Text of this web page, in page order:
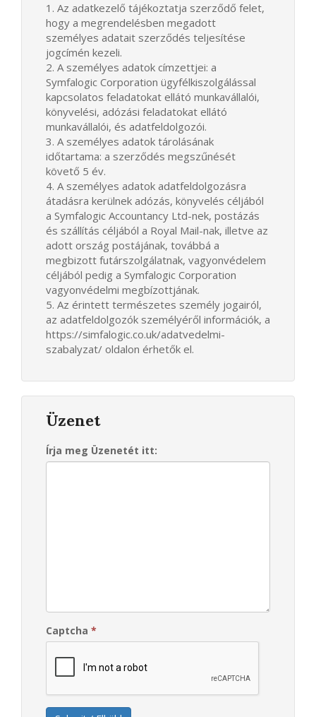
1. Az adatkezelő tájékoztatja szerződő felet,
hogy a megrendelésben megadott
személyes adatait szerződés teljesítése
jogcímén kezeli.
2. A személyes adatok címzettjei: a
Symfalogic Corporation ügyfélkiszolgálással
kapcsolatos feladatokat ellátó munkavállalói,
könyvelési, adózási feladatokat ellátó
munkavállalói, és adatfeldolgozói.
3. A személyes adatok tárolásának
időtartama: a szerződés megszűnését
követő 5 év.
4. A személyes adatok adatfeldolgozásra
átadásra kerülnek adózás, könyvelés céljából
a Symfalogic Accountancy Ltd-nek, postázás
és szállítás céljából a Royal Mail-nak, illetve az
adott ország postájának, továbbá a
megbizott futárszolgálatnak, vagyonvédelem
céljából pedig a Symfalogic Corporation
vagyonvédelmi megbízottjának.
5. Az érintett természetes személy jogairól,
az adatfeldolgozók személyéről információk, a
https://simfalogic.co.uk/adatvedelmi-
szabalyzat/ oldalon érhetők el.
Üzenet
Írja meg Üzenetét itt:
Captcha *